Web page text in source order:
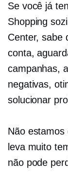
Se você já
Shopping
Center, sabe
conta,
campanhas,
negativas,
solucionar
Não estamos
leva muito
não pode